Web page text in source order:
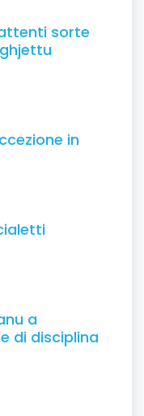
sorte
in
a
di disciplina